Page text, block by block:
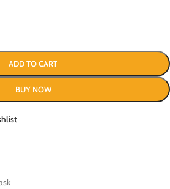
ADD TO CART
BUY NOW